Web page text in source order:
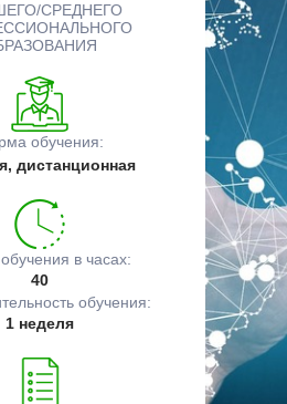
СРЕДНЕГО
обучения:
дистанционная
в часах:
40
обучения:
1 неделя